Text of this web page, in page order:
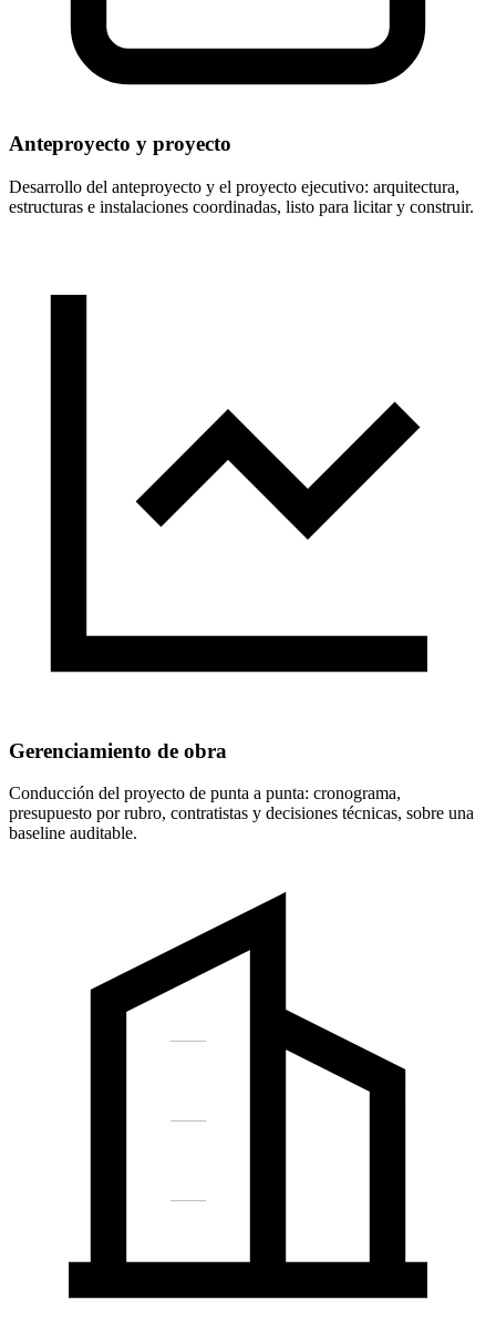
Anteproyecto y proyecto
Desarrollo del anteproyecto y el proyecto ejecutivo: arquitectura,
estructuras e instalaciones coordinadas, listo para licitar y construir.
Gerenciamiento de obra
Conducción del proyecto de punta a punta: cronograma,
presupuesto por rubro, contratistas y decisiones técnicas, sobre una
baseline auditable.